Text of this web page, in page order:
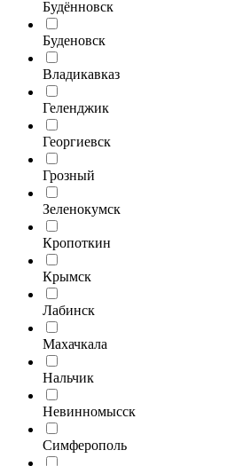
Будённовск
Буденовск
Владикавказ
Геленджик
Георгиевск
Грозный
Зеленокумск
Кропоткин
Крымск
Лабинск
Махачкала
Нальчик
Невинномысск
Симферополь